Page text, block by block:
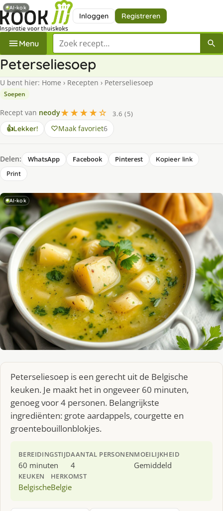
Inloggen Registreren
Menu Zoek een recept
Peterseliesoep
U bent hier: Home › Recepten › Peterseliesoep
Soepen
Recept van neody★★★★☆
3.6 (5)
👍Lekker! Maak favoriet6
Delen: WhatsApp Facebook Pinterest
Kopieer link
Print
AI-kok
Peterseliesoep is een gerecht uit de Belgische
keuken. Je maakt het in ongeveer 60 minuten,
genoeg voor 4 personen. Belangrijkste
ingrediënten: grote aardappels, courgette en
groentebouillonblokjes.
BEREIDINGSTIJD
60 minuten
AANTAL PERSONEN
4
MOEILIJKHEID
Gemiddeld
KEUKEN
Belgische
HERKOMST
Belgie
AI-kok